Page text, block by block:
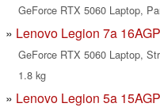
GeForce RTX 5060 Laptop,
Lenovo Legion 7a
GeForce RTX 5060 Laptop,
1.8 kg
Lenovo Legion 5a